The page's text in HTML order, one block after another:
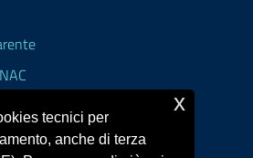
tecnici per
anche di terza
x